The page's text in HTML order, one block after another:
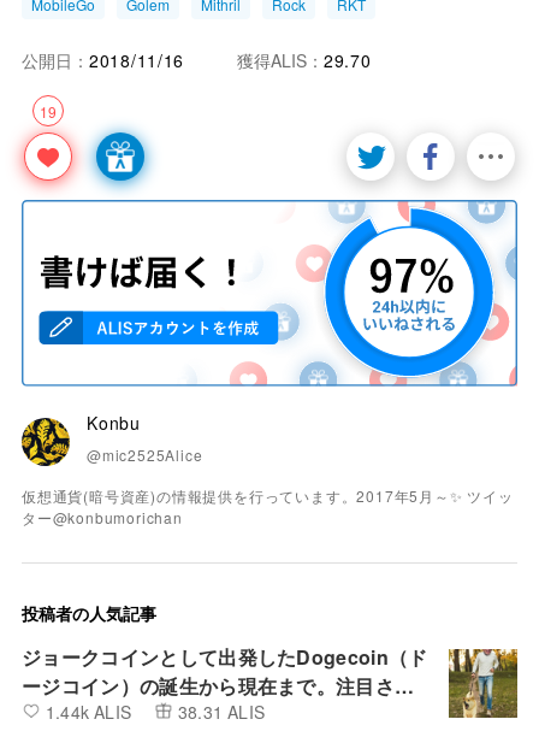
MobileGo Golem Mithril Rock RKT
19
公開日： 2018/11/16 獲得ALIS： 29.70
Konbu
@mic2525Alice
仮想通貨(暗号資産)の情報提供を行っています。2017年5月～✨ ツイッ
ター@konbumorichan
投稿者の人気記事
ジョークコインとして出発したDogecoin（ド
ージコイン）の誕生から現在まで。注目され
る非証券性🐶
1.44k ALIS 38.31 ALIS